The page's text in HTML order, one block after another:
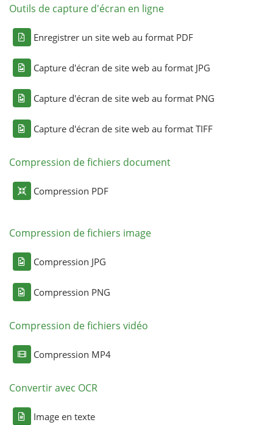
Outils de capture d'écran en ligne
Enregistrer un site web au format PDF
Capture d'écran de site web au format JPG
Capture d'écran de site web au format PNG
Capture d'écran de site web au format TIFF
Compression de fichiers document
Compression PDF
Compression de fichiers image
Compression JPG
Compression PNG
Compression de fichiers vidéo
Compression MP4
Convertir avec OCR
Image en texte